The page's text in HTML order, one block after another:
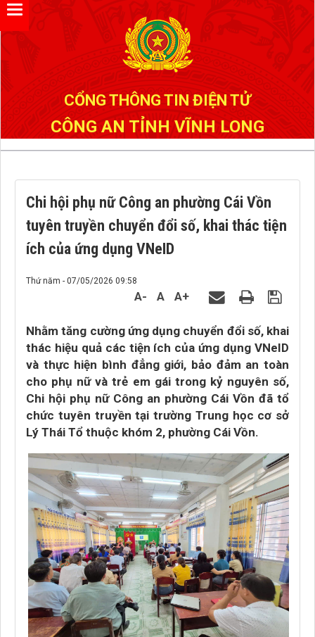
CỔNG THÔNG TIN ĐIỆN TỬ
CÔNG AN TỈNH VĨNH LONG
Chi hội phụ nữ Công an phường Cái Vồn
tuyên truyền chuyển đổi số, khai thác tiện
ích của ứng dụng VNeID
Thứ năm - 07/05/2026 09:58
A- A A+
Nhằm tăng cường ứng dụng chuyển đổi số, khai
thác hiệu quả các tiện ích của ứng dụng VNeID
và thực hiện bình đẳng giới, bảo đảm an toàn
cho phụ nữ và trẻ em gái trong kỷ nguyên số,
Chi hội phụ nữ Công an phường Cái Vồn đã tổ
chức tuyên truyền tại trường Trung học cơ sở
Lý Thái Tổ thuộc khóm 2, phường Cái Vồn.